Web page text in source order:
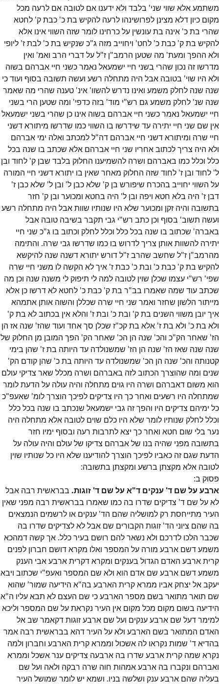
משתמע אלא שווי שני' בלבד ולא ידענו אם לטובה אם לרעה מכל
מקום כיון דלא מצינן לפרושינהו לרעה להקיש בת כ' כבת ק' לחטא
שהרי בת כ' אינה בת עונשין על כרחינו לומר שזה השווי אינו אלא
להקיש בת ק' כבת כ' לחט' ויחוייב מזה ג"כ שנקיש בת כ' לבת ז' ליופי
ולא ההפך ומעת' מה שטען הרמב"ן ז"ל על דברי הרב ואמ' ואין
מדרשו זה נכון שהרי בשני חיי ישמעאל נאמר כשני חיי אברהם בשוה
ולא היו שוי' בטובה אבל היה מתחלה רשע ועשה תשובה בסוף ועוד כי
שנה שנה לחלק משמע ואינו נדרש להשוו' אינ' טענה שהרי מה שאמר
שנה שנ' לחלק משמע גם רש"י מוד' בזה כדפי' ומה שטען הרי בשני
חיי ישמעאל נאמר כשני חיי אברהם בשוה אינו כן שהרי בשני ישמעאל
אין שם שני חיי יתירה עד שידרשו בו השווי כמו שדרשו מיתורא דשני
חיי שרה ומיתורא דשני חיי אברהם דה"ל למכתב ואלה ימי אברהם
ולא היה צריך לכתוב אחריו שני חיי אברהם אלא שכתב בו שנה בכל
כלל וכלל כמו באברהם ושרה להשמיענו החלוק בלבד שבן ק' לחוד ובן
ל' לחוד ובן ז' לחוד שזה החלוק מאחר שאין בו יתורא דשני חיי המורה
על השווי יחוייב בהכרח שיפורש בן ק' שלא כבן ל' ובן ל' שלא כבן ז'
דבן ז' היה בלא חטא ויפה ובן ל' היה בחטא ומכוער ובן ק' חזר
בתשובה והיה זקן ומכוער שלא היו שנותיו שוות אבל היה מתחלה רשע
ועשה תשוב' בסוף וכן כתב רש"י גבי תקבר בשיבה טובה אבל
באברה' שכתוב בו שנה בכל כלל וכלל לחלק וכתוב בו ג"כ שני חיי
יתירה להשוות אותן צריך לדרוש בו כמו שדרשו גבי שרה. והתימה
מהרמב"ן ז"ל שחשב שהרב ז"ל דורש יתורא דשנה שנה להיקשא
להקיש בת ק' כבת כ' ובת כ' כבת ז' איך לא הקשה לו משני חיי שרה
שפי' רש"י עצמו שכלן שוין לטובה למה לי תיפוק לי משנה שנה וכן מה
שכתב עוד שמה שאמרו בב"ר בת ק' כבת כ' לחטא לא דרשו כן אלא
מייתור הלשון שחזר ואמר שני חיי שרה שכללן והשוה אותן אתמהא
איך יובן משווי השנים בת ק' ובת כ' ובת ז' והלא אין בכתוב לא בת ק'
ולא בת כ' ולא בת ז' אלא בת קכ"ז שכלן סך אחד ועוד שהז' שנה אז הן
הז' שאחר הק"כ והכ' שנה הן הכ' שאחר הק' הפך המובן מן החלוק של
שנה שנה שאז הז' שנה הן הז' שמשנולדה עד היותה בת ז' שהן בימי
קטנותה והכ' שנה הן הכ' שמשנולדה עד היותה בת כ' שהן קודם הק'
שנים ומה שהוצרך הכתוב לזה באברהם ושרה מכלל שאר צדיקי עולם
הוא משום דאברהם ושרה היו גוים מתחלה והיה עולה על הדעת לומר
שמתחלה היו רשעים ואחר כך היו צדיקים לפיכך הוצרך לומ' שאעפ"כ
כל ימיהם צדיקים היו והפך זה גבי ישמעאל שנכתב בו שנה בכל כלל
וכלל לחלק שנותיו לומר שלא היו כלם שוים לטובה אלא מתחלה היה
נער בלי שום חטא ואחר כך יצא לתרבות רעה ובסוף ימיו חזר
בתשובה מפני שהיה בנו של אברהם צדיקו של עולם והיה עולה על
הדעת שגם זה כאביו לפיכך הוצרך להודיענו שלא היו כל שנותיו שוין
לטובה אלא מקצתן ברשע ומקצתן בתשובה:
פסוק ב:
ארבע על שם ד' ענקים ד"א על שם ד' זוגות. בבראשית רבה אבל
לא על שם ד' צדיקים שדרו בה כמו שאמרו בבראשית רבה מפני שאין
העיר מתייחסת רק למושליה שהם הד' ענקים או לרשמים הנמצאים
בה שהם ציוני הד' זוגות הקבורים שם אבל לא לצדיקים שדרו בה
שכבר הלכו לדרכם ולא נשאר להם רושם בעיר כלל. אך קשה דמהכא
משמע דשם ארבע מורה על המספר ואלו מקרא דושם חברון לפנים
קרית ארבע האדם הגדול בענקים ומקרא דקרית ארבע אבי הענק
משמע דשם ארבע שם אדם הוא ולא שם המספר ואעפ"י שכתוב ויבא
יעקב אל יצחק אביו ממרא קרית הארבע בה"א הידיעה שמור' שהוא
שם תואר מתואר בשם מספר הארבע כי שם העצם לא תבא עליו ה"א
הידיעה בשום מקום מכל מקום אין העיר נקראת על שם המספר וליכא
למימר דעל שם ארבע ענקים ועל שם ארבע זוגות דקאמר שב אל
האדם המתואר בשם הארבע ולא על העיר דהא בבראשית רבה אמר
בהדיא ד' שמות נקראו לה אשכול וממרא קרית הארבע וחברון ולמה
נקרא שמה קרית ארבע שדרו בה ארבעה צדיקים ענר אשכל וממרא
ואברהם ונקברו בה ארבע אמהות חוה שרה רבקה ולאה ועל שם
בעליה שהם ארבע ענק ושלשה בניו. ושמא יש לומר שמושל העיר